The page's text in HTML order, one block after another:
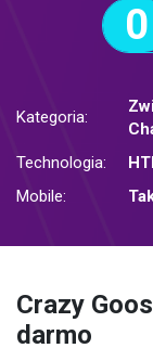
0
Kategoria:
Technologia:
Mobile:
Crazy
darmo